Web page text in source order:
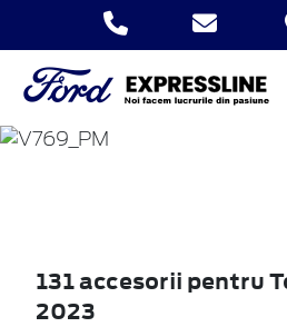
TOURNEO
COURIER
131 accesorii pentru
2023